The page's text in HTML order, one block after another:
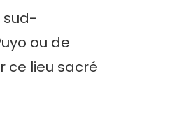
sud-
ou de
ce lieu sacré